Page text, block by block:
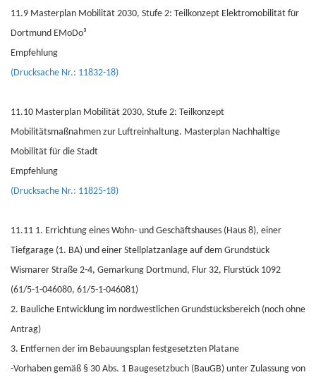
11.9 Masterplan Mobilität 2030, Stufe 2: Teilkonzept Elektromobilität für
Dortmund EMoDo³
Empfehlung
(Drucksache Nr.: 11832-18)
11.10 Masterplan Mobilität 2030, Stufe 2: Teilkonzept
Mobilitätsmaßnahmen zur Luftreinhaltung. Masterplan Nachhaltige
Mobilität für die Stadt
Empfehlung
(Drucksache Nr.: 11825-18)
11.11 1. Errichtung eines Wohn- und Geschäftshauses (Haus 8), einer
Tiefgarage (1. BA) und einer Stellplatzanlage auf dem Grundstück
Wismarer Straße 2-4, Gemarkung Dortmund, Flur 32, Flurstück 1092
(61/5-1-046080, 61/5-1-046081)
2. Bauliche Entwicklung im nordwestlichen Grundstücksbereich (noch ohne
Antrag)
3. Entfernen der im Bebauungsplan festgesetzten Platane
-Vorhaben gemäß § 30 Abs. 1 Baugesetzbuch (BauGB) unter Zulassung von